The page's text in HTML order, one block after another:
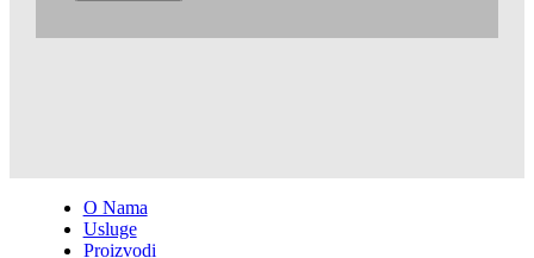
O Nama
Usluge
Proizvodi